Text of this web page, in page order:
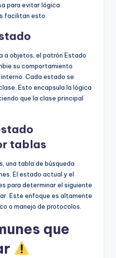
para evitar lógica
facilitan esto.
a objetos, el patrón Estado
su comportamiento
Cada estado se
Esto encapsula la lógica
que la clase principal
tablas
una tabla de búsqueda
El estado actual y el
para determinar el siguiente
Este enfoque es altamente
o manejo de protocolos.
que